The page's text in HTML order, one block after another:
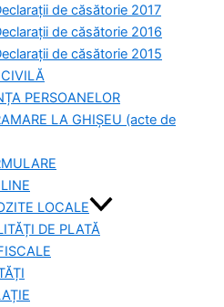
de căsătorie 2017
de căsătorie 2016
de căsătorie 2015
PERSOANELOR
LA GHIȘEU (acte de
LOCALE
DE PLATĂ